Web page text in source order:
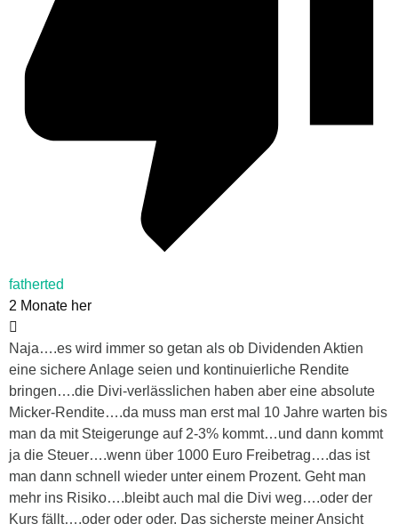
fatherted
2 Monate her
Naja….es wird immer so getan als ob Dividenden Aktien
eine sichere Anlage seien und kontinuierliche Rendite
bringen….die Divi-verlässlichen haben aber eine absolute
Micker-Rendite….da muss man erst mal 10 Jahre warten bis
man da mit Steigerunge auf 2-3% kommt…und dann kommt
ja die Steuer….wenn über 1000 Euro Freibetrag….das ist
man dann schnell wieder unter einem Prozent. Geht man
mehr ins Risiko….bleibt auch mal die Divi weg….oder der
Kurs fällt….oder oder oder. Das sicherste meiner Ansicht